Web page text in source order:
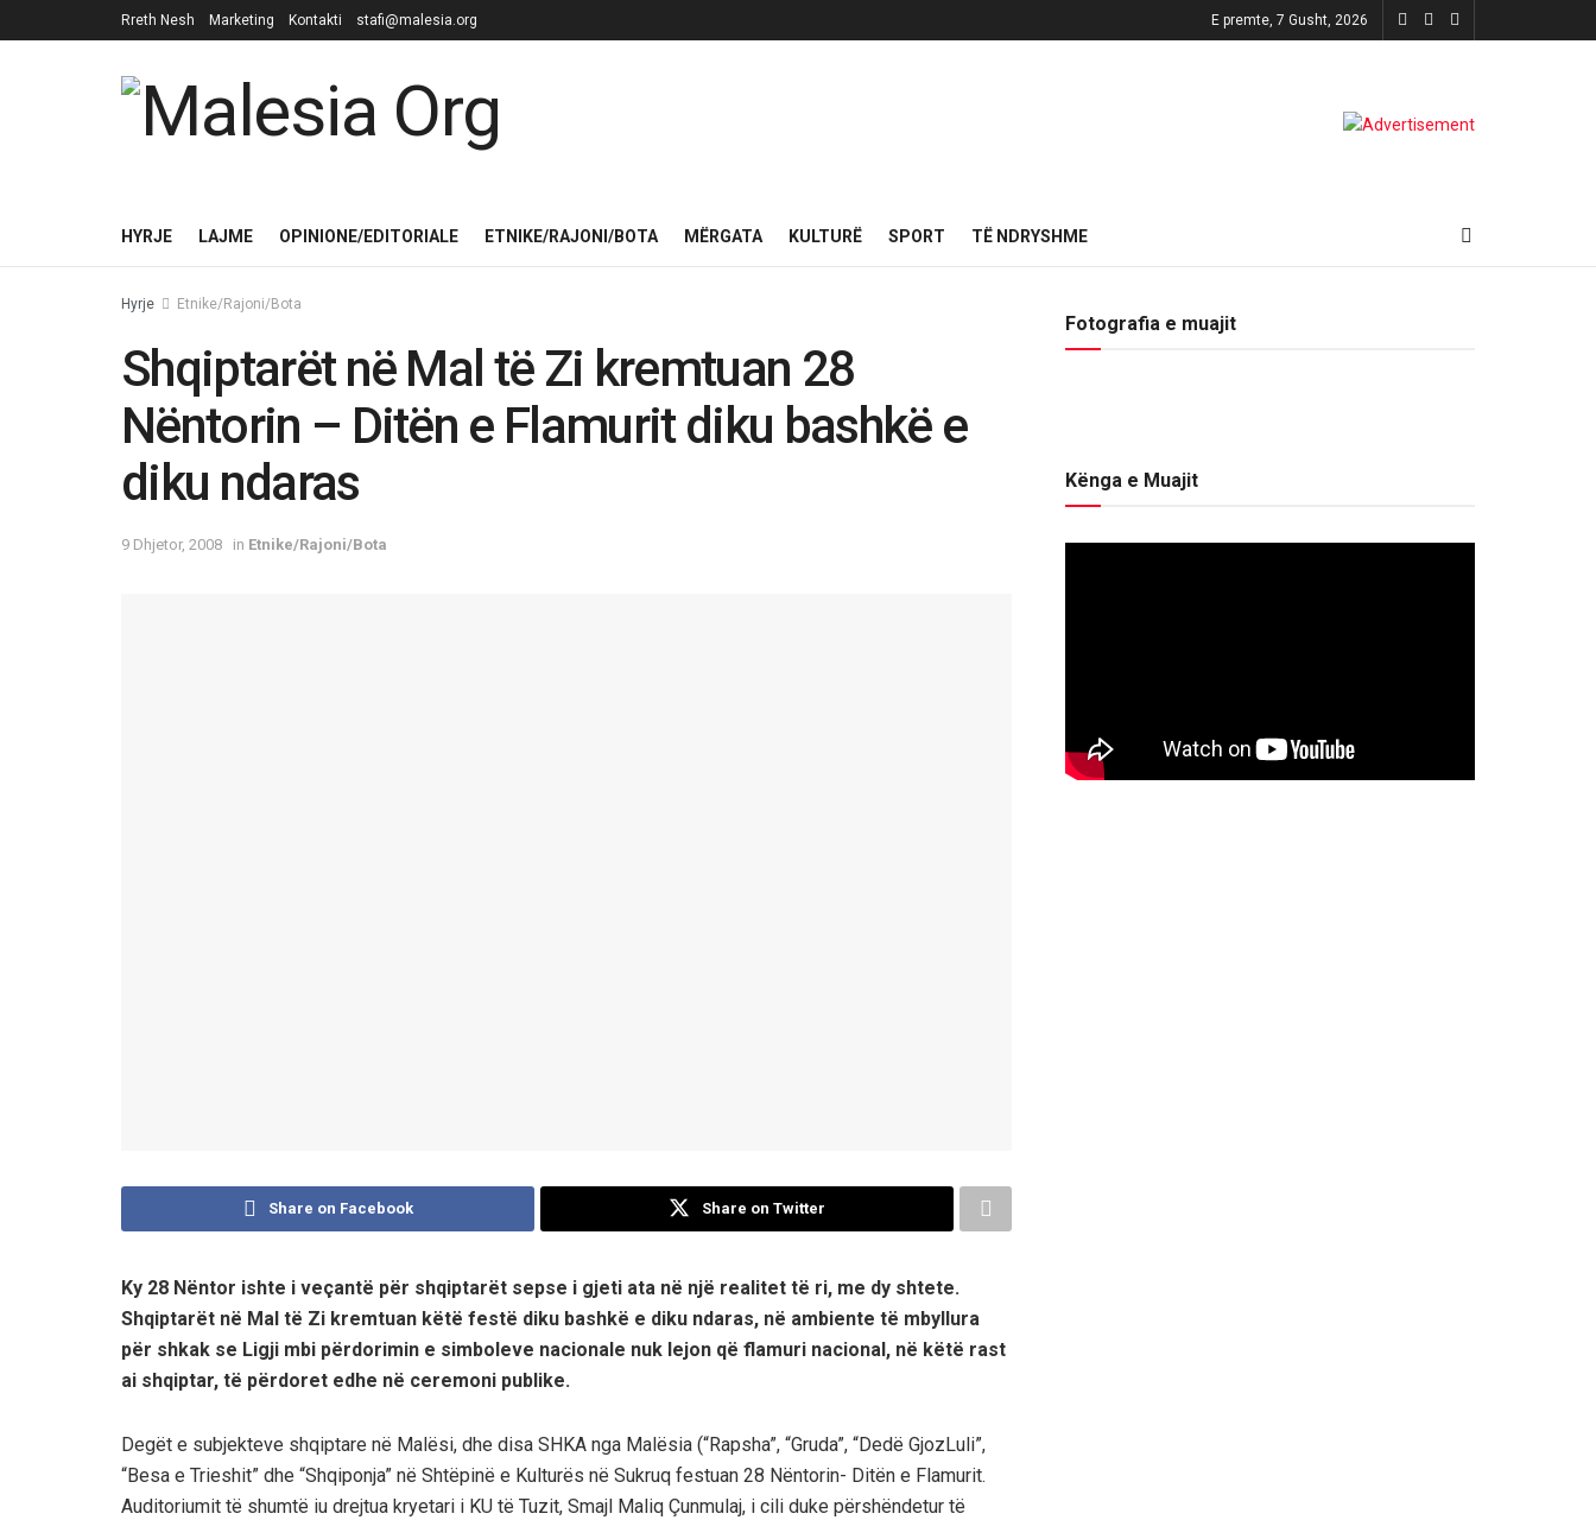
Rreth Nesh Marketing Kontakti stafi@malesia.org E premte, 7 Gusht, 2026
HYRJE LAJME OPINIONE/EDITORIALE ETNIKE/RAJONI/BOTA MËRGATA KULTURË SPORT TË NDRYSHME
Hyrje Etnike/Rajoni/Bota
Shqiptarët në Mal të Zi kremtuan 28
Nëntorin – Ditën e Flamurit diku bashkë e
diku ndaras
9 Dhjetor, 2008 in Etnike/Rajoni/Bota
Share on Facebook Share on Twitter
Ky 28 Nëntor ishte i veçantë për shqiptarët sepse i gjeti ata në një realitet të ri, me dy shtete.
Shqiptarët në Mal të Zi kremtuan këtë festë diku bashkë e diku ndaras, në ambiente të mbyllura
për shkak se Ligji mbi përdorimin e simboleve nacionale nuk lejon që flamuri nacional, në këtë rast
ai shqiptar, të përdoret edhe në ceremoni publike.
Degët e subjekteve shqiptare në Malësi, dhe disa SHKA nga Malësia (“Rapsha”, “Gruda”, “Dedë GjozLuli”,
“Besa e Trieshit” dhe “Shqiponja” në Shtëpinë e Kulturës në Sukruq festuan 28 Nëntorin- Ditën e Flamurit.
Auditoriumit të shumtë iu drejtua kryetari i KU të Tuzit, Smajl Maliq Çunmulaj, i cili duke përshëndetur të
Fotografia e muajit
Kënga e Muajit